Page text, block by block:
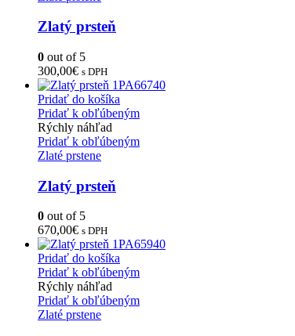
Zlatý prsteň
0 out of 5
300,00€ s DPH
Pridať do košíka
Pridať k obľúbeným
Rýchly náhľad
Pridať k obľúbeným
Zlaté prstene
Zlatý prsteň
0 out of 5
670,00€ s DPH
Pridať do košíka
Pridať k obľúbeným
Rýchly náhľad
Pridať k obľúbeným
Zlaté prstene